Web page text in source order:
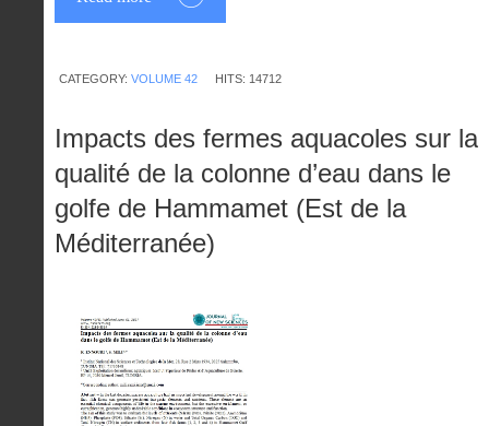
CATEGORY: VOLUME 42 HITS: 14712
Impacts des fermes aquacoles sur la
qualité de la colonne d’eau dans le
golfe de Hammamet (Est de la
Méditerranée)